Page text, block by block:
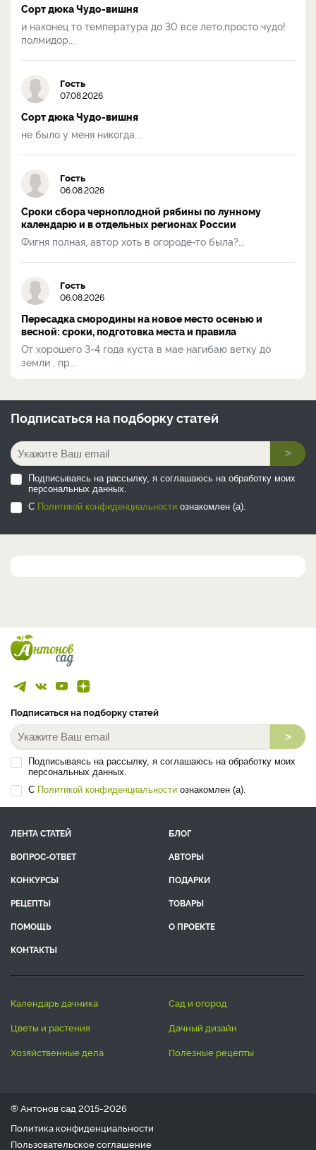
Сорт дюка Чудо-вишня
и наконец то температура до 30 все лето,просто чудо!
полмидор...
Гость
07.08.2026
Сорт дюка Чудо-вишня
не было у меня никогда...
Гость
06.08.2026
Сроки сбора черноплодной рябины по лунному
календарю и в отдельных регионах России
Фигня полная, автор хоть в огороде-то была?...
Гость
06.08.2026
Пересадка смородины на новое место осенью и
весной: сроки, подготовка места и правила
От хорошего 3-4 года куста в мае нагибаю ветку до
земли , пр...
Подписаться на подборку статей
>
Подписываясь на рассылку, я соглашаюсь на обработку моих
персональных данных.
С Политикой конфиденциальности ознакомлен (а).
Подписаться на подборку статей
>
Подписываясь на рассылку, я соглашаюсь на обработку моих
персональных данных.
С Политикой конфиденциальности ознакомлен (а).
ЛЕНТА СТАТЕЙ
БЛОГ
ВОПРОС-ОТВЕТ
АВТОРЫ
КОНКУРСЫ
ПОДАРКИ
РЕЦЕПТЫ
ТОВАРЫ
ПОМОЩЬ
О ПРОЕКТЕ
КОНТАКТЫ
календарь дачника
сад и огород
цветы и растения
дачный дизайн
хозяйственные дела
полезные рецепты
® Антонов сад 2015-2026
Политика конфиденциальности
Пользовательское соглашение